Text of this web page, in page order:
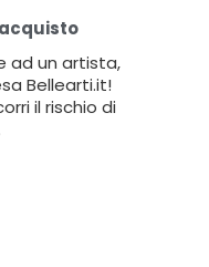
ad un artista,
Bellearti.it!
il rischio di